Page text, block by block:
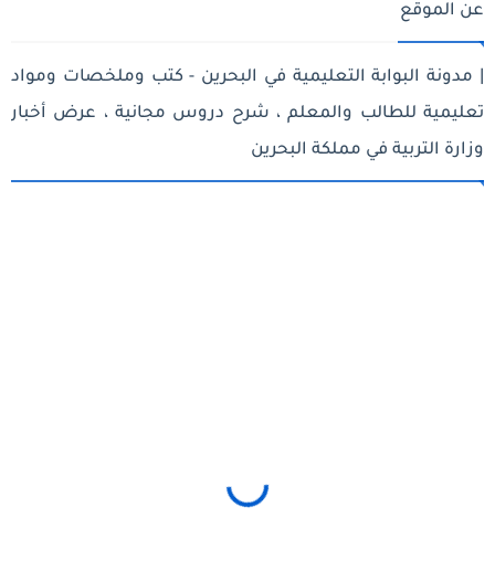
عن الموقع
| مدونة البوابة التعليمية في البحرين - كتب وملخصات ومواد
تعليمية للطالب والمعلم ، شرح دروس مجانية ، عرض أخبار
وزارة التربية في مملكة البحرين